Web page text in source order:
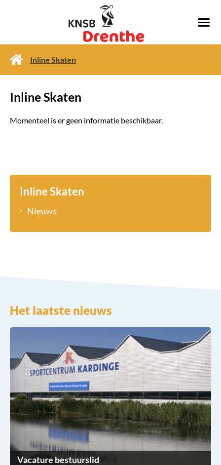
Inline Skaten
Inline Skaten
Momenteel is er geen informatie beschikbaar.
Inline Skaten
Nieuws
Het laatste nieuws
Vacature bestuurslid